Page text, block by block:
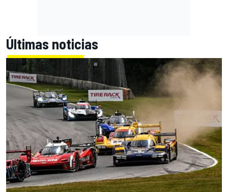
Últimas noticias